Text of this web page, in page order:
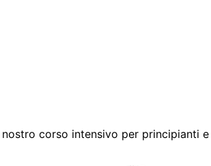
corso intensivo per principianti